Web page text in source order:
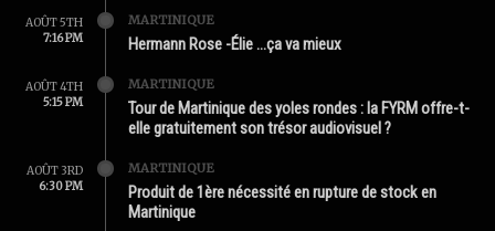
AOÛT 5TH
7:16 PM
MARTINIQUE
Hermann Rose -Élie …ça va mieux
AOÛT 4TH
5:15 PM
MARTINIQUE
Tour de Martinique des yoles rondes : la FYRM offre-t-
elle gratuitement son trésor audiovisuel ?
AOÛT 3RD
6:30 PM
MARTINIQUE
Produit de 1ère nécessité en rupture de stock en
Martinique